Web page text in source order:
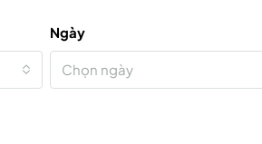
Ngày
Chọn ngày